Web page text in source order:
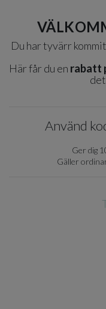
Du har tyvärr
Här får du en rabatt
Använd
Ger dig
Gäller